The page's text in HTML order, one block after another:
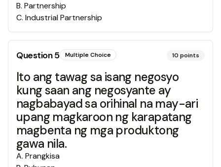
B. Partnership
C. Industrial Partnership
Question5 Multiple Choice 10 points
Ito ang tawag sa isang negosyo
kung saan ang negosyante ay
nagbabayad sa orihinal na may-ari
upang magkaroon ng karapatang
magbenta ng mga produktong
gawa nila.
A. Prangkisa